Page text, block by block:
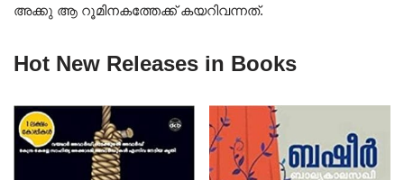
അക്കു ആ റൂമിനകത്തേക്ക് കയറിവന്നത്.
Hot New Releases in Books